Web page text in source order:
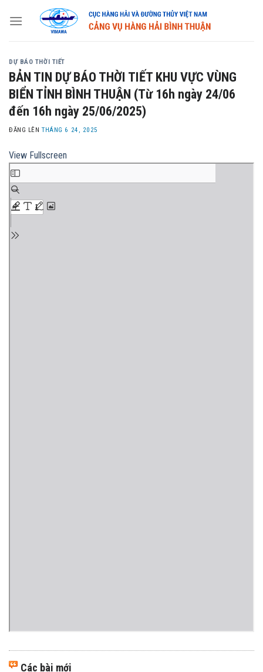
DỰ BÁO THỜI TIẾT
BẢN TIN DỰ BÁO THỜI TIẾT KHU VỰC VÙNG
BIỂN TỈNH BÌNH THUẬN (Từ 16h ngày 24/06
đến 16h ngày 25/06/2025)
ĐĂNG LÊNTHÁNG 6 24, 2025
View Fullscreen
Các bài mới